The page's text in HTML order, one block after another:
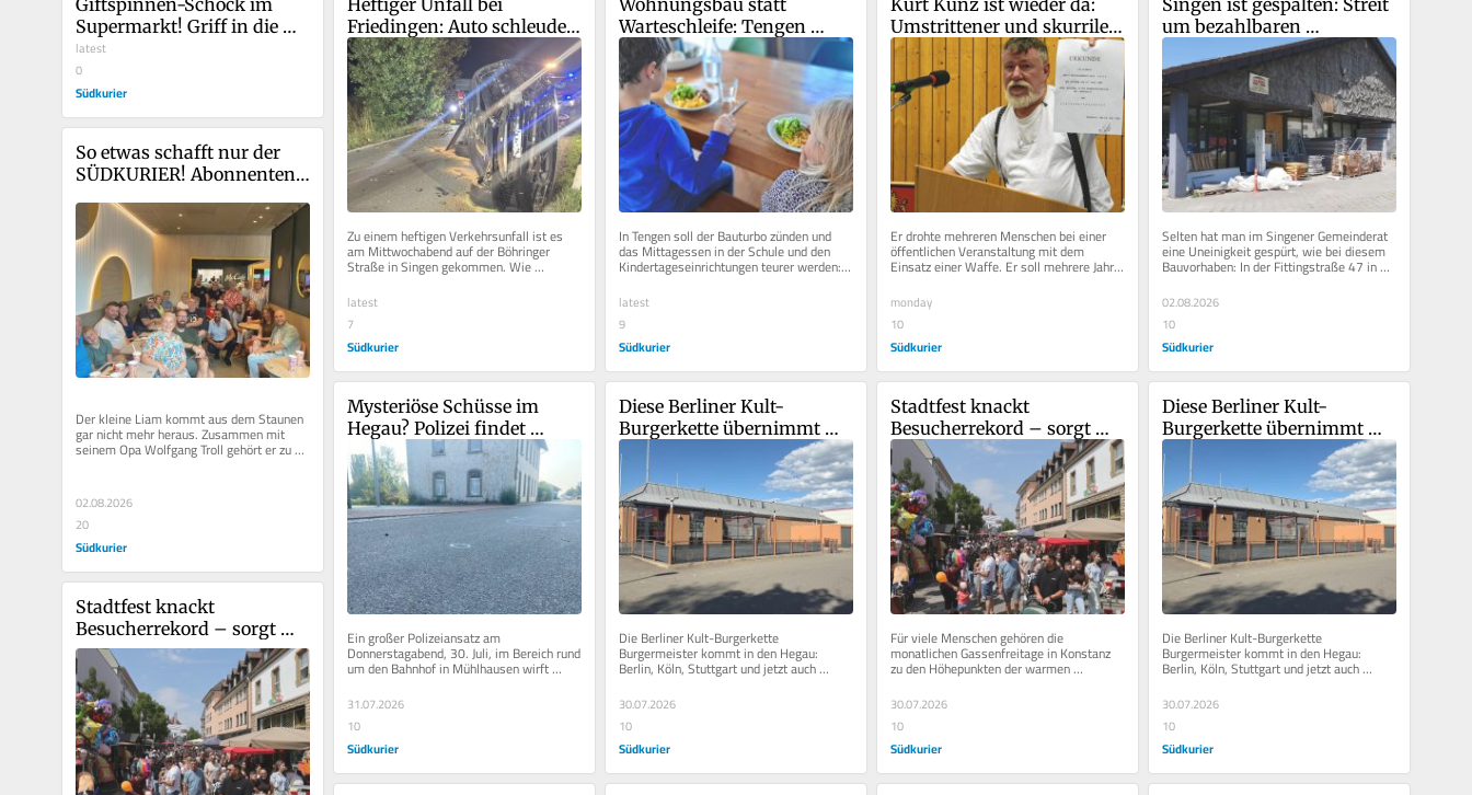
Supermarkt! Griff in die
Bananenkiste endet für
Kunden im Krankenhaus
latest
0
Südkurier
Friedingen: Auto schleudert
gegen Baum und bleibt auf
Seite liegen
Zu einem heftigen Verkehrsunfall ist es
am Mittwochabend auf der Böhringer
Straße in Singen gekommen. Wie
Feuerwehrkommandant Mario Dutzi
gegenüber...
latest
7
Südkurier
Warteschleife: Tengen
verabschiedet Bauturbo
und erhöht Preise für
Schulessen
In Tengen soll der Bauturbo zünden und
das Mittagessen in der Schule und den
Kindertageseinrichtungen teurer werden:
Der Tengener Gemeinderat hat...
latest
9
Südkurier
Umstrittener und skurriler
Bürgermeister-Bewerber
kandidiert erneut
Er drohte mehreren Menschen bei einer
öffentlichen Veranstaltung mit dem
Einsatz einer Waffe. Er soll mehrere Jahre
monday
10
Südkurier
um bezahlbaren
Wohnraum entbrennt im
Gemeinderat
Selten hat man im Singener Gemeinderat
eine Uneinigkeit gespürt, wie bei diesem
Bauvorhaben: In der Fittingstraße 47 in
der Singener Südstadt plant...
02.08.2026
10
Südkurier
So etwas schafft nur der
SÜDKURIER! Abonnenten
neuen McDonald‘s
Der kleine Liam kommt aus dem Staunen
gar nicht mehr heraus. Zusammen mit
seinem Opa Wolfgang Troll gehört er zu
den Gewinnern der Aktion „Der...
02.08.2026
20
Südkurier
Mysteriöse Schüsse im
Hegau? Polizei findet
mehrere Patronenhülsen –
aber keinen Schützen
Ein großer Polizeiansatz am
Donnerstagabend, 30. Juli, im Bereich rund
um den Bahnhof in Mühlhausen wirft
31.07.2026
10
Südkurier
Diese Berliner Kult-
Burgerkette übernimmt
den leerstehenden
McDonald's
Die Berliner Kult-Burgerkette
Burgermeister kommt in den Hegau:
Berlin, Köln, Stuttgart und jetzt auch
Singen. Die Burgerkette plant, in Singen
eine...
30.07.2026
10
Südkurier
Stadtfest knackt
Besucherrekord – sorgt
aber auch für Diskussionen
um Lärm
Für viele Menschen gehören die
monatlichen Gassenfreitage in Konstanz
zu den Höhepunkten der warmen
Jahreszeit. Für ein paar wenige
Anwohner...
30.07.2026
10
Südkurier
Diese Berliner Kult-
Burgerkette übernimmt
den leerstehenden
McDonald's
Die Berliner Kult-Burgerkette
Burgermeister kommt in den Hegau:
Berlin, Köln, Stuttgart und jetzt auch
Singen. Die Burgerkette plant, in Singen
eine...
30.07.2026
10
Südkurier
Stadtfest knackt
Besucherrekord – sorgt
aber auch für Diskussionen
um Lärm